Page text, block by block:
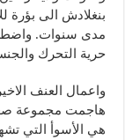
بنغلادش الى بؤرة
مدى سنوات.
حرية التحرك
واعمال العنف
هاجمت مجموعة
هي الأسوأ التي